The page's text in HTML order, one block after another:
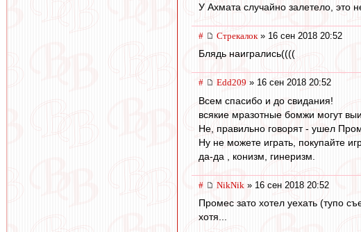
У Ахмата случайно залетело, это
# Стрекалок » 16 сен 2018 20:52
Блядь наигрались((((
# Edd209 » 16 сен 2018 20:52
Всем спасибо и до свидания!
всякие мразотные бомжи могут
Не, правильно говорят - ушел
Ну не можете играть, покупайте
да-да , конизм, гинеризм.
# NikNik » 16 сен 2018 20:52
Промес зато хотел уехать (тупо
хотя...